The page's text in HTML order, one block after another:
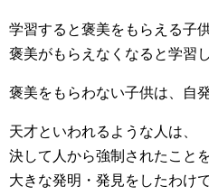
学習すると褒美をもらえる子供
褒美がもらえなくなると学習
褒美をもらわない子供は、自
天才といわれるような人は、
決して人から強制されたこと
大きな発明・発見をしたわけ